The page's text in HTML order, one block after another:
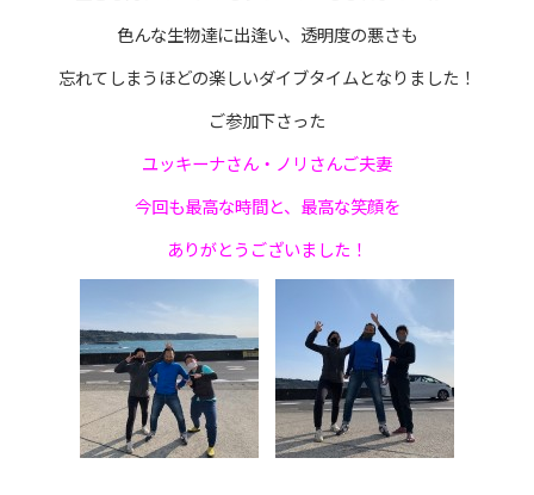
色んな生物達に出逢い、透明度の悪さも
忘れてしまうほどの楽しいダイブタイムとなりました！
ご参加下さった
ユッキーナさん・ノリさんご夫妻
今回も最高な時間と、最高な笑顔を
ありがとうございました！